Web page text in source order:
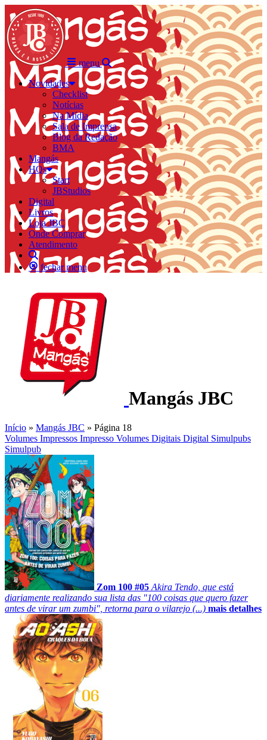
menu
Novidades
Checklist
Notícias
Na Mídia
Sala de Imprensa
Blog da Redação
BMA
Mangás
HQs
Start
JBStudios
Digital
Livros
Loja JBC
Onde Comprar
Atendimento
fechar menu
Mangás JBC
Início » Mangás JBC » Página 18
Volumes Impressos Impresso Volumes Digitais Digital Simulpubs
Simulpub
Zom 100 #05 Akira Tendo, que está
diariamente realizando sua lista das "100 coisas que quero fazer
antes de virar um zumbi", retorna para o vilarejo (...) mais detalhes